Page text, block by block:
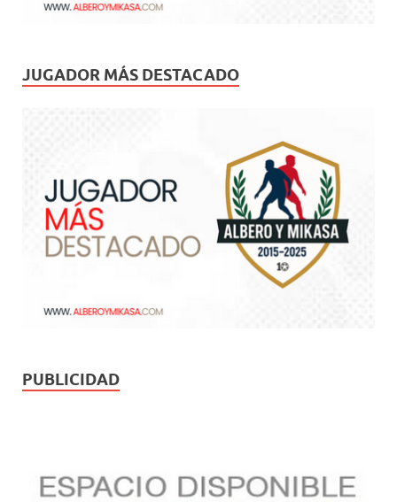
JUGADOR MÁS DESTACADO
PUBLICIDAD